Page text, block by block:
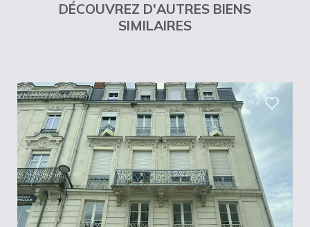
DÉCOUVREZ D'AUTRES BIENS
SIMILAIRES